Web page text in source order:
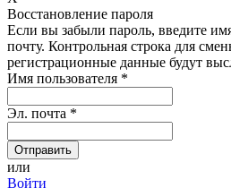
Восстановление пароля
Если вы забыли пароль, введите
почту. Контрольная строка для
регистрационные данные будут
Имя пользователя *
Эл. почта *
или
Войти